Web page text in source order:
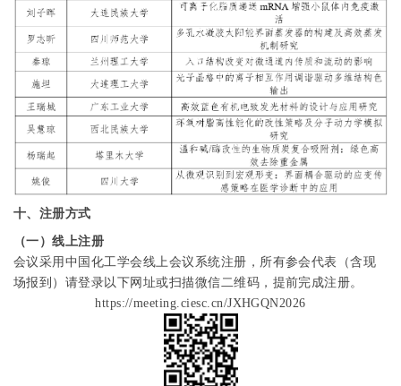
十、注册方式
（一）线上注册
会议采用中国化工学会线上会议系统注册，所有参会代表（含现
场报到）请登录以下网址或扫描微信二维码，提前完成注册。
https://meeting.ciesc.cn/JXHGQN2026